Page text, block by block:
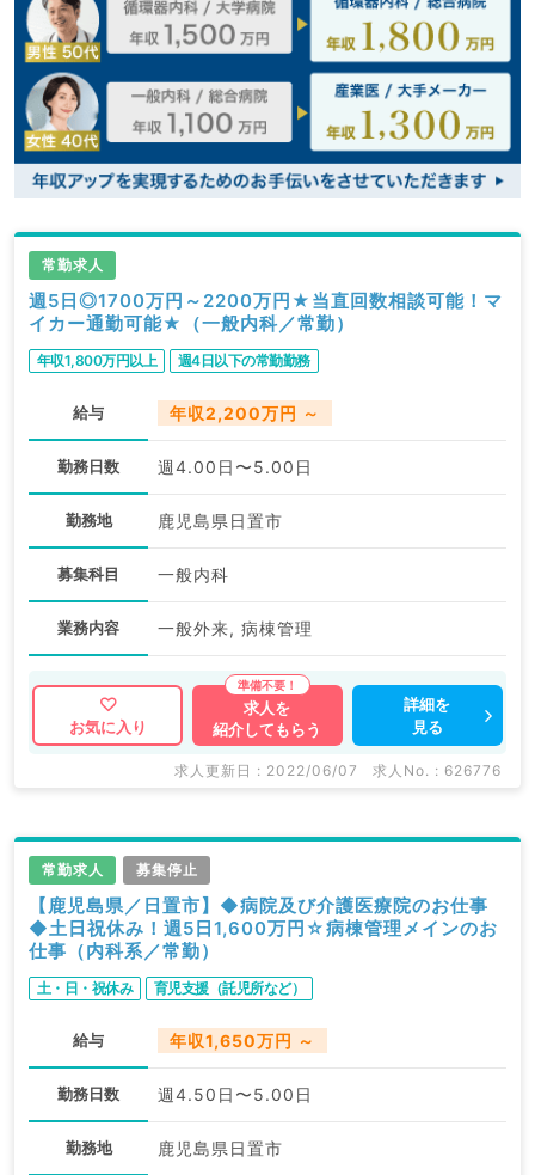
常勤求人
週5日◎1700万円～2200万円★当直回数相談可能！マ
イカー通勤可能★（一般内科／常勤）
年収1,800万円以上 週4日以下の常勤勤務
給与 年収2,200万円 ～
勤務日数 週4.00日〜5.00日
勤務地 鹿児島県日置市
募集科目 一般内科
業務内容 一般外来, 病棟管理
お気に入り
求人を
紹介してもらう
詳細を
見る
求人更新日 : 2022/06/07 求人No. : 626776
常勤求人 募集停止
【鹿児島県／日置市】◆病院及び介護医療院のお仕事
◆土日祝休み！週5日1,600万円☆病棟管理メインのお
仕事（内科系／常勤）
土・日・祝休み 育児支援（託児所など）
給与 年収1,650万円 ～
勤務日数 週4.50日〜5.00日
勤務地 鹿児島県日置市